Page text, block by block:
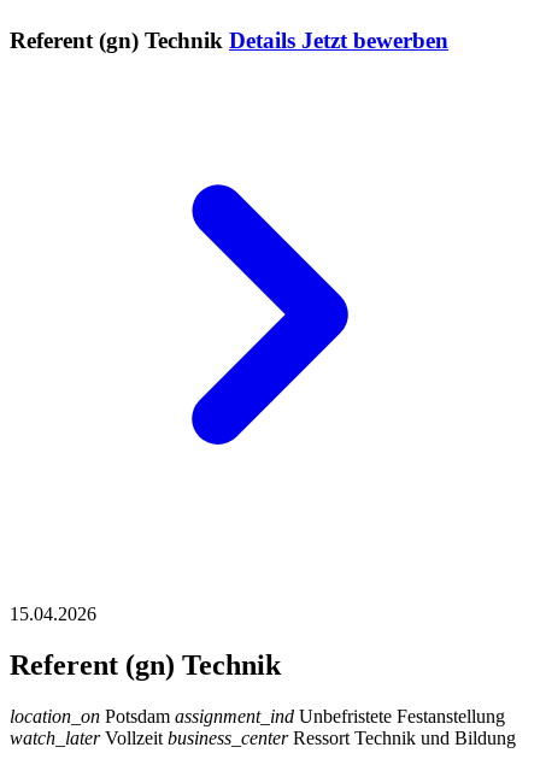
Referent (gn) Technik Details Jetzt bewerben
15.04.2026
Referent (gn) Technik
location_on Potsdam assignment_ind Unbefristete Festanstellung
watch_laterVollzeit business_centerRessort Technik und Bildung